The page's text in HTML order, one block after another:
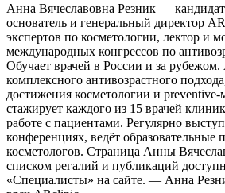
Анна Вячеславовна Резник —
основатель и генеральный директор
экспертов по косметологии, лектор и
международных конгрессов по
Обучает врачей в России и за
комплексного антивозрастного
достижения косметологии и
стажирует каждого из 15 врачей
работе с пациентами. Регулярно
конференциях, ведёт образовательные
косметологов. Страница Анны
списком регалий и публикаций
«Специалисты» на сайте. — Анна